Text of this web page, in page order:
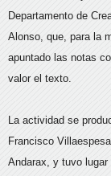
Departamento de
Alonso, que, para la
apuntado las notas
valor el texto.
La actividad se
Francisco
Andarax, y tuvo